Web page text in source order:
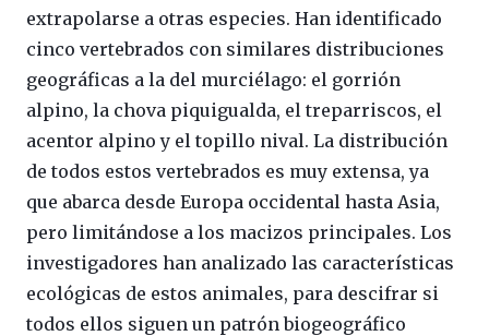
extrapolarse a otras especies. Han identificado
cinco vertebrados con similares distribuciones
geográficas a la del murciélago: el gorrión
alpino, la chova piquigualda, el treparriscos, el
acentor alpino y el topillo nival. La distribución
de todos estos vertebrados es muy extensa, ya
que abarca desde Europa occidental hasta Asia,
pero limitándose a los macizos principales. Los
investigadores han analizado las características
ecológicas de estos animales, para descifrar si
todos ellos siguen un patrón biogeográfico